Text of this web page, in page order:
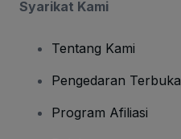
Syarikat Kami
Tentang Kami
Pengedaran Terbuka
Program Afiliasi